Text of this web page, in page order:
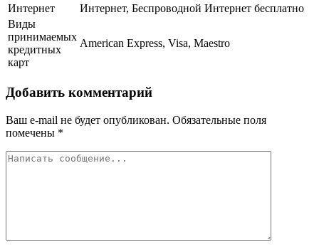
Интернет
Интернет, Беспроводной Интернет бесплатно
Виды
принимаемых
кредитных
карт
American Express, Visa, Maestro
Добавить комментарий
Ваш e-mail не будет опубликован. Обязательные поля
помечены *